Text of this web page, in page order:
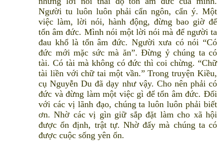
Người tu luôn luôn phải cẩn ngôn, cẩn ý. Một
việc làm, lời nói, hành động, đừng bao giờ để
tổn âm đức. Mình nói một lời nói mà để người ta
đau khổ là tổn âm đức. Người xưa có nói “Có
đức mới mặc sức mà ăn”. Đừng ỷ chúng ta có
tài. Có tài mà không có đức thì coi chừng. “Chữ
tài liền với chữ tai một vần.” Trong truyện Kiều,
cụ Nguyễn Du đã dạy như vậy. Cho nên phải có
đức và đừng làm một việc gì để tổn âm đức. Đối
với các vị lãnh đạo, chúng ta luôn luôn phải biết
ơn. Nhờ các vị gìn giữ sắp đặt làm cho xã hội
được ổn định, trật tự. Nhờ đấy mà chúng ta có
được cuộc sống yên ổn.